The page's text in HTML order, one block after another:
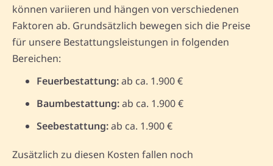
können variieren und hängen von verschiedenen
Faktoren ab. Grundsätzlich bewegen sich die Preise
für unsere Bestattungsleistungen in folgenden
Bereichen:
Feuerbestattung:ab ca. 1.900 €
Baumbestattung:ab ca. 1.900 €
Seebestattung:ab ca. 1.900 €
Zusätzlich zu diesen Kosten fallen noch